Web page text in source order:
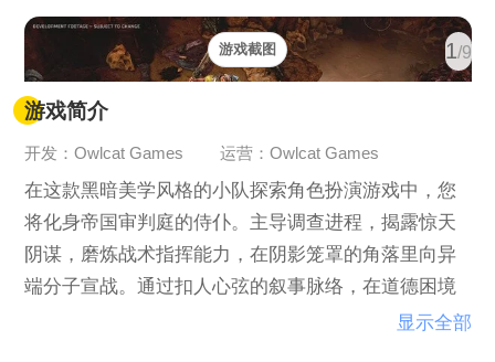
1/9
游戏截图
游戏简介
开发：Owlcat Games 运营：Owlcat Games
在这款黑暗美学风格的小队探索角色扮演游戏中，您
将化身帝国审判庭的侍仆。主导调查进程，揭露惊天
阴谋，磨炼战术指挥能力，在阴影笼罩的角落里向异
端分子宣战。通过扣人心弦的叙事脉络，在道德困境
显示全部